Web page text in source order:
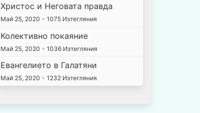
Христос и Неговата правда
Май 25, 2020 • 1075 Изтегляния
Колективно покаяние
Май 25, 2020 • 1036 Изтегляния
Евангелието в Галатяни
Май 25, 2020 • 1232 Изтегляния